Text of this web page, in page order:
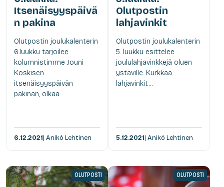
Itsenäisyyspäivä
n pakina
Olutpostin joulukalenterin
6.luukku tarjoilee
kolumnistimme Jouni
Koskisen
itsenäisyyspäivän
pakinan, olkaa...
6.12.2021| Anikó Lehtinen
Olutpostin
lahjavinkit
Olutpostin joulukalenterin
5. luukku esittelee
joululahjavinkkejä oluen
ystäville. Kurkkaa
lahjavinkit...
5.12.2021| Anikó Lehtinen
OLUTPOSTI OLUTPOSTI